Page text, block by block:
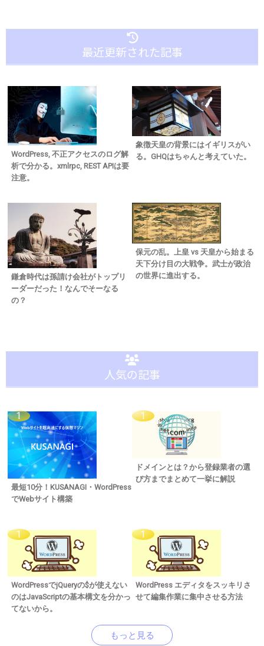
最近更新された記事
WordPress, 不正アクセスのログ解
析で分かる。xmlrpc, REST APIは要
注意。
象徴天皇の背景にはイギリスがい
る。GHQはちゃんと考えていた。
鎌倉時代は孫請け会社がトップリ
ーダーだった！なんでそーなる
の？
保元の乱。上皇 vs 天皇から始まる
天下分け目の大戦争。武士が政治
の世界に進出する。
人気の記事
最短10分！KUSANAGI・WordPress
でWebサイト構築
ドメインとは？から登録業者の選
び方までまとめて一挙に解説
WordPressでjQueryの$が使えない
のはJavaScriptの基本構文を分かっ
てないから。
WordPress エディタをスッキリさ
せて編集作業に集中させる方法
もっと見る